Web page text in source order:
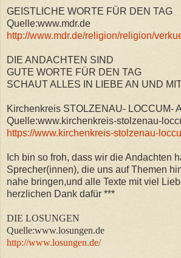
GEISTLICHE WORTE FÜR DEN TAG
Quelle:www.mdr.de
http://www.mdr.de/religion/religion/
DIE ANDACHTEN SIND
GUTE WORTE FÜR DEN TAG
SCHAUT ALLES IN LIEBE AN UND
Kirchenkreis STOLZENAU- LOCCUM-
Quelle:www.kirchenkreis-stolzenau-
https://www.kirchenkreis-stolzenau-
Ich bin so froh, dass wir die Andachten
Sprecher(innen), die uns auf Themen
nahe bringen,und alle Texte mit viel
herzlichen Dank dafür ***
DIE LOSUNGEN
Quelle:www.losungen.de
http://www.losungen.de/